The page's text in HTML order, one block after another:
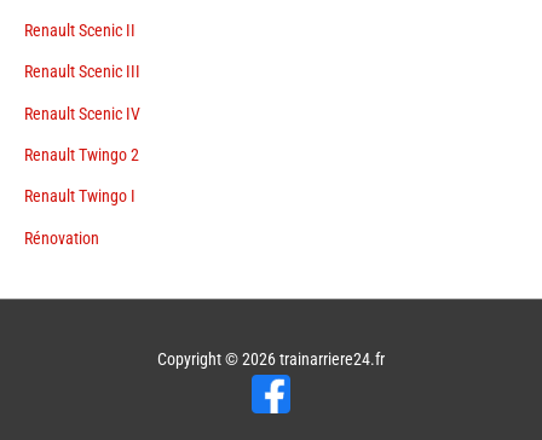
Renault Scenic II
Renault Scenic III
Renault Scenic IV
Renault Twingo 2
Renault Twingo I
Rénovation
Copyright © 2026trainarriere24.fr